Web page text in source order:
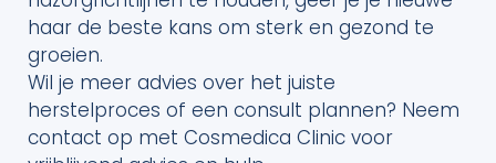
haar de beste kans om sterk en gezond te
groeien.
Wil je meer advies over het juiste
herstelproces of een consult plannen? Neem
contact op met Cosmedica Clinic voor